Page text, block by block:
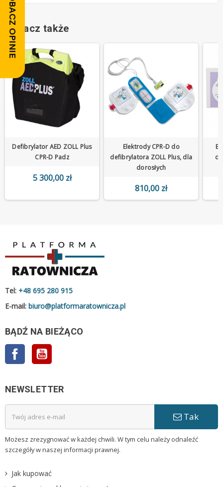
Zobacz także
Defibrylator AED ZOLL Plus
CPR-D Padz
5 300,00 zł
Elektrody CPR-D do
defibrylatora ZOLL Plus, dla
dorosłych
810,00 zł
Tel: +48 695 280 915
E-mail: biuro@platformaratownicza.pl
BĄDŹ NA BIEŻĄCO
Facebook
NEWSLETTER
Tak
Możesz zrezygnować w każdej chwili. W tym celu należy odnaleźć
szczegóły w naszej informacji prawnej.
Jak kupować
ZOBACZ OPINIE